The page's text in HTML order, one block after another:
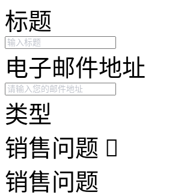
标题
电子邮件地址
类型
销售问题
销售问题